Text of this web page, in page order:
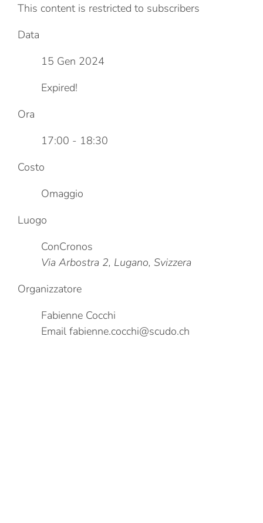
This content is restricted to subscribers
Data
15 Gen 2024
Expired!
Ora
17:00 - 18:30
Costo
Omaggio
Luogo
ConCronos
Via Arbostra 2, Lugano, Svizzera
Organizzatore
Fabienne Cocchi
Email fabienne.cocchi@scudo.ch